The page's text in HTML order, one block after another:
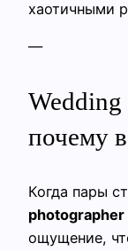
хаотичными
—
Wedding
почему
Когда пары
ощущение,